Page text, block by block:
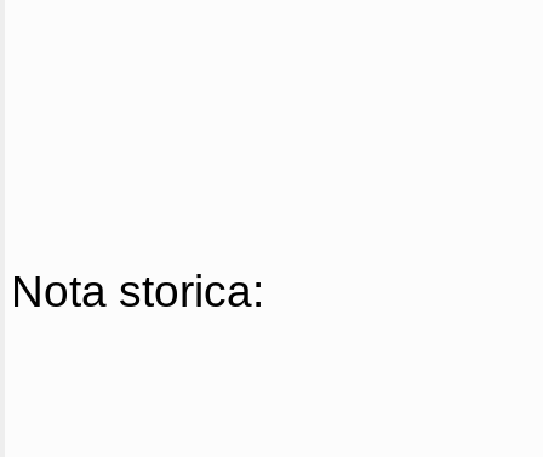
Nota storica: